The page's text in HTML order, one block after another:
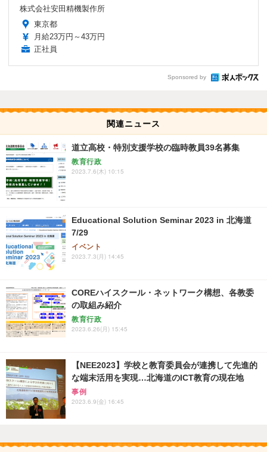
株式会社安田精機製作所
東京都
月給23万円～43万円
正社員
Sponsored by
関連ニュース
道立高校・特別支援学校の臨時教員39名募集
教育行政
2023.7.6(木) 10:15
Educational Solution Seminar 2023 in 北海道
7/29
イベント
2023.7.3(月) 14:45
COREハイスクール・ネットワーク構想、各教委
の取組み紹介
教育行政
2023.6.26(月) 15:45
【NEE2023】学校と教育委員会が連携して先進的
な端末活用を実現…北海道のICT教育の現在地
事例
2023.6.9(金) 16:45